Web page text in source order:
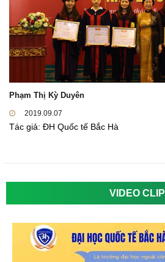
Phạm Thị Kỳ Duyên
2019.09.07
Tác giả: ĐH Quốc tế Bắc Hà
VIDEO CLIP